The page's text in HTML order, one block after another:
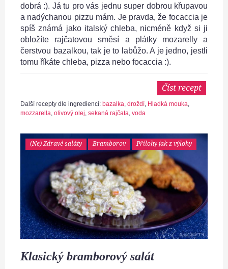
dobrá :). Já tu pro vás jednu super dobrou křupavou
a nadýchanou pizzu mám. Je pravda, že focaccia je
spíš známá jako italský chleba, nicméně když si ji
obložíte rajčatovou směsí a plátky mozarelly a
čerstvou bazalkou, tak je to labůžo. A je jedno, jestli
tomu říkáte chleba, pizza nebo focaccia :).
Číst recept
Další recepty dle ingrediencí: bazalka, droždí, Hladká mouka,
mozzarella, olivový olej, sekaná rajčata, voda
(Ne) Zdravé saláty Bramborov Přílohy jak z výlohy
Klasický bramborový salát